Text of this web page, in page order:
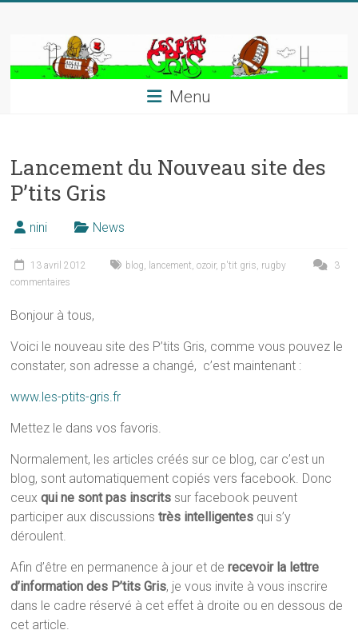
Menu
Lancement du Nouveau site des
P’tits Gris
nini News
13 avril 2012 blog, lancement,ozoir, p'tit gris, rugby
3
commentaires
Bonjour à tous,
Voici le nouveau site des P’tits Gris, comme vous pouvez le
constater, son adresse a changé, c’est maintenant :
www.les-ptits-gris.fr
Mettez le dans vos favoris.
Normalement, les articles créés sur ce blog, car c’est un
blog, sont automatiquement copiés vers facebook. Donc
ceuxqui ne sont pas inscrits sur facebook peuvent
participer aux discussionstrès intelligentes qui s’y
déroulent.
Afin d’être en permanence à jour et de recevoir la lettre
d’information des P’tits Gris, je vous invite à vous inscrire
dans le cadre réservé à cet effet à droite ou en dessous de
cet article.